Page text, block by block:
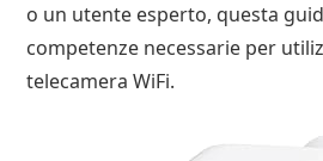
o un utente esperto, questa
competenze necessarie per
telecamera WiFi.